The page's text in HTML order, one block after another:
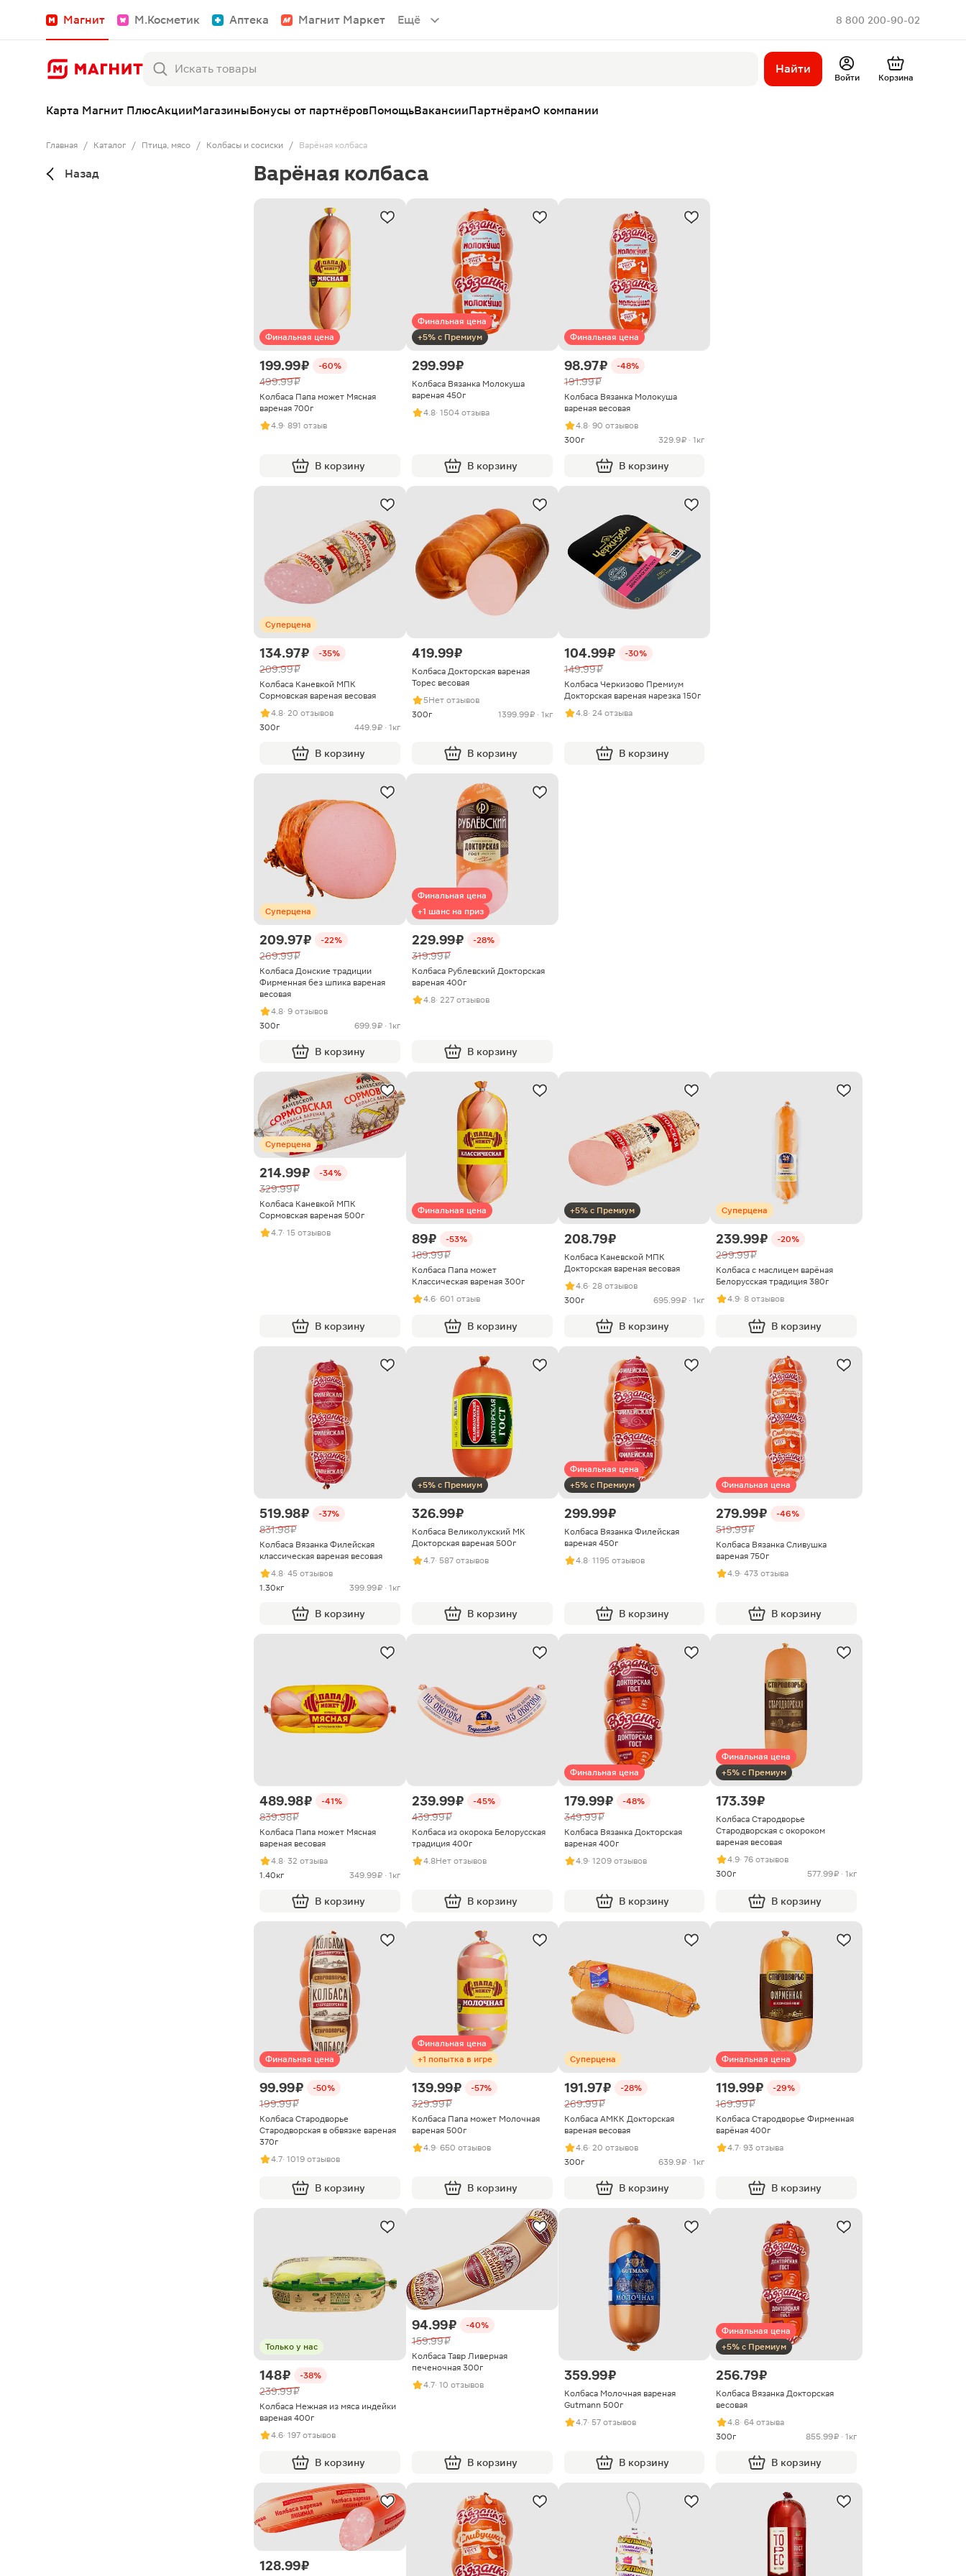
Магнит М.Косметик Аптека Магнит Маркет Ещё 8 800 200-90-02
Найти
Войти Корзина
Карта Магнит ПлюсАкцииМагазиныБонусы от партнёровПомощьВакансииПартнёрамО компании
Главная / Каталог / Птица, мясо / Колбасы и сосиски / Варёная колбаса
Назад Варёная колбаса
Финальная цена
199.99 ₽ -60%
499.99 ₽
Колбаса Папа может Мясная
вареная 700г
4.9· 891 отзыв
В корзину
Финальная цена
+5% с Премиум
299.99 ₽
Колбаса Вязанка Молокуша
вареная 450г
4.8· 1504 отзыва
В корзину
Финальная цена
98.97 ₽ -48%
191.99 ₽
Колбаса Вязанка Молокуша
вареная весовая
4.8· 90 отзывов
300г
329.9 ₽ · 1кг
В корзину
Суперцена
134.97 ₽ -35%
209.99 ₽
Колбаса Каневкой МПК
Сормовская вареная весовая
4.8· 20 отзывов
300г
449.9 ₽ · 1кг
В корзину
419.99 ₽
Колбаса Докторская вареная
Торес весовая
5Нет отзывов
300г
1399.99 ₽ · 1кг
В корзину
104.99 ₽ -30%
149.99 ₽
Колбаса Черкизово Премиум
Докторская вареная нарезка 150г
4.8· 24 отзыва
В корзину
Суперцена
209.97 ₽ -22%
269.99 ₽
Колбаса Донские традиции
Фирменная без шпика вареная
весовая
4.8· 9 отзывов
300г
699.9 ₽ · 1кг
В корзину
Финальная цена
+1 шанс на приз
229.99 ₽ -28%
319.99 ₽
Колбаса Рублевский Докторская
вареная 400г
4.8· 227 отзывов
В корзину
Суперцена
214.99 ₽ -34%
329.99 ₽
Колбаса Каневкой МПК
Сормовская вареная 500г
4.7· 15 отзывов
В корзину
Финальная цена
89 ₽ -53%
189.99 ₽
Колбаса Папа может
Классическая вареная 300г
4.6· 601 отзыв
В корзину
+5% с Премиум
208.79 ₽
Колбаса Каневской МПК
Докторская вареная весовая
4.6· 28 отзывов
300г
695.99 ₽ · 1кг
В корзину
Суперцена
239.99 ₽ -20%
299.99 ₽
Колбаса с маслицем варёная
Белорусская традиция 380г
4.9· 8 отзывов
В корзину
519.98 ₽ -37%
831.98 ₽
Колбаса Вязанка Филейская
классическая вареная весовая
4.8· 45 отзывов
1.30кг
399.99 ₽ · 1кг
В корзину
+5% с Премиум
326.99 ₽
Колбаса Великолукский МК
Докторская вареная 500г
4.7· 587 отзывов
В корзину
Финальная цена
+5% с Премиум
299.99 ₽
Колбаса Вязанка Филейская
вареная 450г
4.8· 1195 отзывов
В корзину
Финальная цена
279.99 ₽ -46%
519.99 ₽
Колбаса Вязанка Сливушка
вареная 750г
4.9· 473 отзыва
В корзину
489.98 ₽ -41%
839.98 ₽
Колбаса Папа может Мясная
вареная весовая
4.8· 32 отзыва
1.40кг
349.99 ₽ · 1кг
В корзину
239.99 ₽ -45%
439.99 ₽
Колбаса из окорока Белорусская
традиция 400г
4.8Нет отзывов
В корзину
Финальная цена
179.99 ₽ -48%
349.99 ₽
Колбаса Вязанка Докторская
вареная 400г
4.9· 1209 отзывов
В корзину
Финальная цена
+5% с Премиум
173.39 ₽
Колбаса Стародворье
Стародворская с окороком
вареная весовая
4.9· 76 отзывов
300г
577.99 ₽ · 1кг
В корзину
Финальная цена
99.99 ₽ -50%
199.99 ₽
Колбаса Стародворье
Стародворская в обвязке вареная
370г
4.7· 1019 отзывов
В корзину
Финальная цена
+1 попытка в игре
139.99 ₽ -57%
329.99 ₽
Колбаса Папа может Молочная
вареная 500г
4.9· 650 отзывов
В корзину
Суперцена
191.97 ₽ -28%
269.99 ₽
Колбаса АМКК Докторская
вареная весовая
4.6· 20 отзывов
300г
639.9 ₽ · 1кг
В корзину
Финальная цена
119.99 ₽ -29%
169.99 ₽
Колбаса Стародворье Фирменная
варёная 400г
4.7· 93 отзыва
В корзину
Только у нас
148 ₽ -38%
239.99 ₽
Колбаса Нежная из мяса индейки
вареная 400г
4.6· 197 отзывов
В корзину
94.99 ₽ -40%
159.99 ₽
Колбаса Тавр Ливерная
печеночная 300г
4.7· 10 отзывов
В корзину
359.99 ₽
Колбаса Молочная вареная
Gutmann 500г
4.7· 57 отзывов
В корзину
Финальная цена
+5% с Премиум
256.79 ₽
Колбаса Вязанка Докторская
весовая
4.8· 64 отзыва
300г
855.99 ₽ · 1кг
В корзину
128.99 ₽